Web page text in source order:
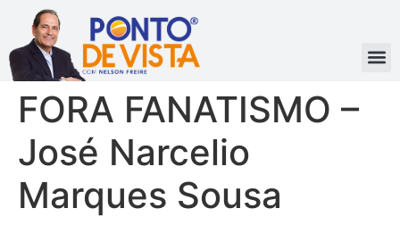
FORA FANATISMO –
José Narcelio
Marques Sousa